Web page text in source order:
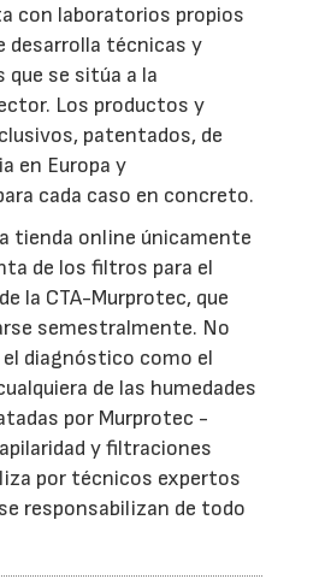
con laboratorios propios
desarrolla técnicas y
que se sitúa a la
Los productos y
patentados, de
en Europa y
cada caso en concreto.
tienda online únicamente
de los filtros para el
la CTA-Murprotec, que
semestralmente. No
diagnóstico como el
de las humedades
por Murprotec -
y filtraciones
por técnicos expertos
responsabilizan de todo